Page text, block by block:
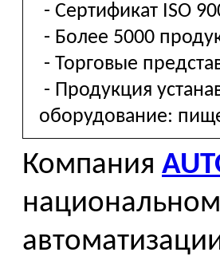
- Сертификат ISO
- Более 5000
- Торговые
- Продукция
оборудование:
Компания